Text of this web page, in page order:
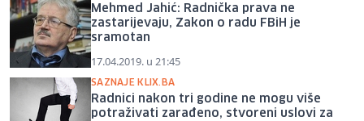
Mehmed Jahić: Radnička prava ne
zastarijevaju, Zakon o radu FBiH je
sramotan
17.04.2019. u 21:45
SAZNAJE KLIX.BA
Radnici nakon tri godine ne mogu više
potraživati zarađeno, stvoreni uslovi za